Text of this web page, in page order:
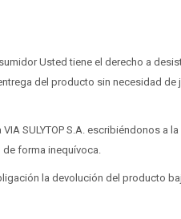
Usted tiene el derecho a
del producto sin necesidad de
SULYTOP S.A. escribiéndonos a
forma inequívoca.
la devolución del producto